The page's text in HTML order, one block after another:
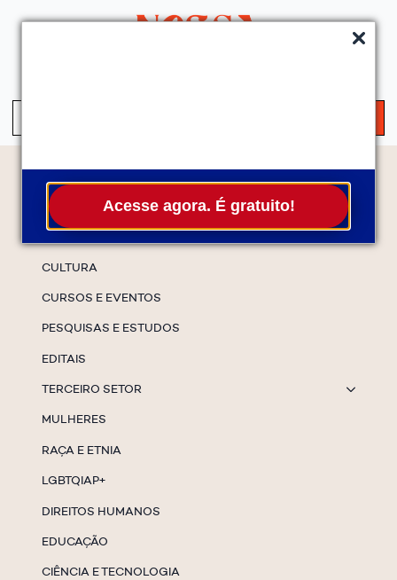
Acesse agora. É gratuito!
Temas
CULTURA
CURSOS E EVENTOS
PESQUISAS E ESTUDOS
EDITAIS
TERCEIRO SETOR
MULHERES
RAÇA E ETNIA
LGBTQIAP+
DIREITOS HUMANOS
EDUCAÇÃO
CIÊNCIA E TECNOLOGIA